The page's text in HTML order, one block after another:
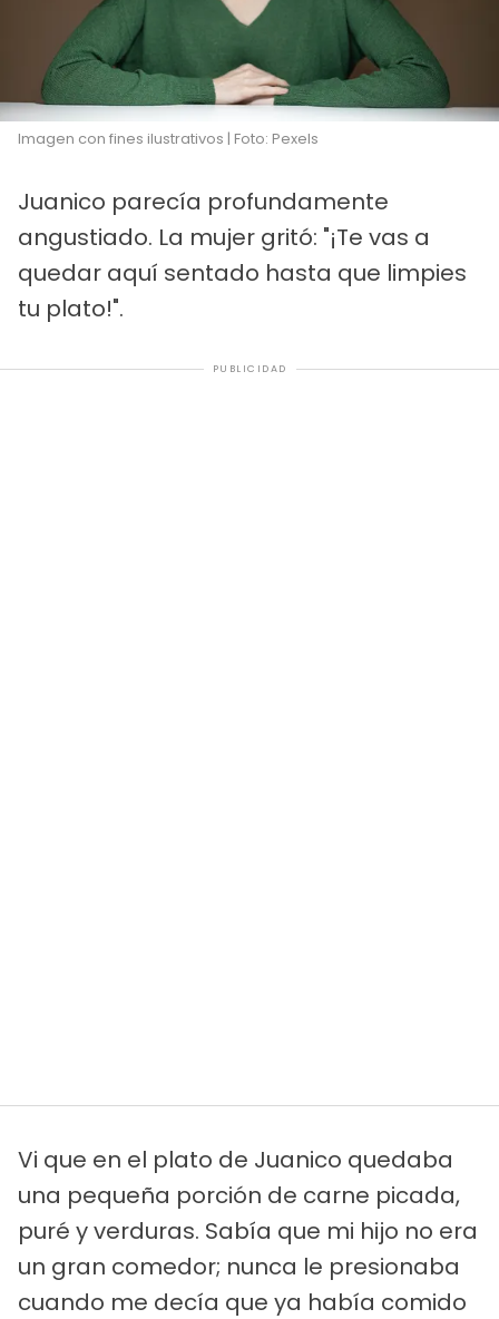
Imagen con fines ilustrativos | Foto: Pexels
Juanico parecía profundamente
angustiado. La mujer gritó: "¡Te vas a
quedar aquí sentado hasta que limpies
tu plato!".
PUBLICIDAD
Vi que en el plato de Juanico quedaba
una pequeña porción de carne picada,
puré y verduras. Sabía que mi hijo no era
un gran comedor; nunca le presionaba
cuando me decía que ya había comido